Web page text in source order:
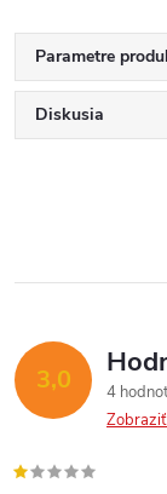
Parametre
Diskusia
3,0
4